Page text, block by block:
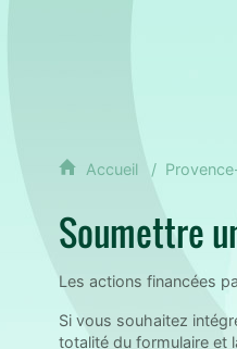
Accueil
Soumettre
Les actions financées
Si vous souhaitez
totalité du formulaire et